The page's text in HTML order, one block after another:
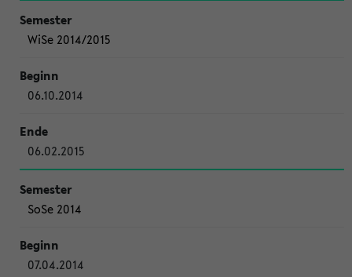
WiSe 2014/2015
06.10.2014
06.02.2015
SoSe 2014
07.04.2014